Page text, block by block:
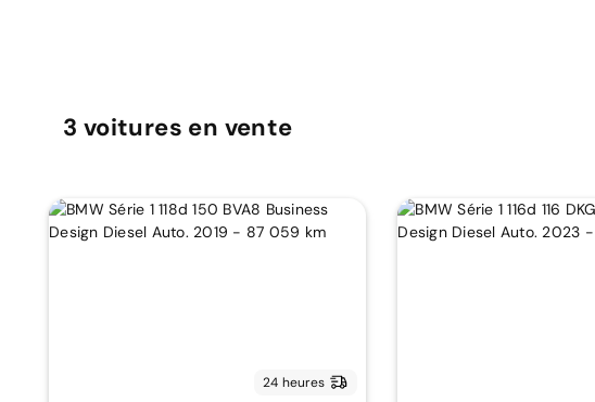
3 voitures en vente
24 heures